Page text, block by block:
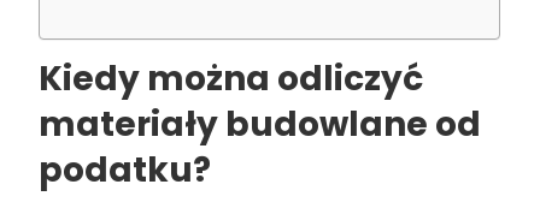
Kiedy można odliczyć
materiały budowlane od
podatku?